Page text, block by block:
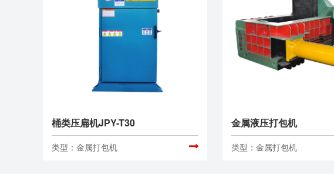
桶类压扁机JPY-T30
类型：金属打包机
金属液压打包机
类型：金属打包机